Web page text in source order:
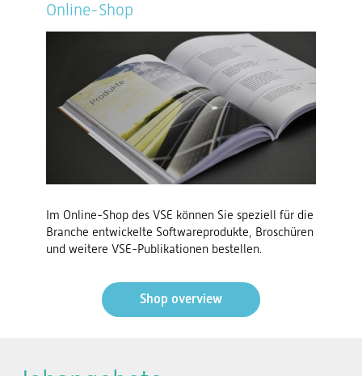
Online-Shop
Im Online-Shop des VSE können Sie speziell für die
Branche entwickelte Softwareprodukte, Broschüren
und weitere VSE-Publikationen bestellen.
Shop overview